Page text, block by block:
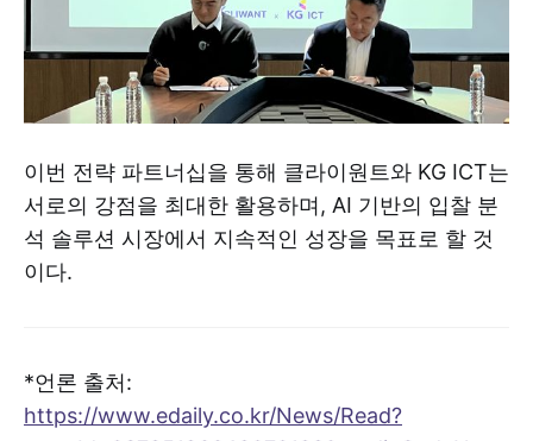
이번 전략 파트너십을 통해 클라이원트와 KG ICT는
서로의 강점을 최대한 활용하며, AI 기반의 입찰 분
석 솔루션 시장에서 지속적인 성장을 목표로 할 것
이다.
*언론 출처:
https://www.edaily.co.kr/News/Read?